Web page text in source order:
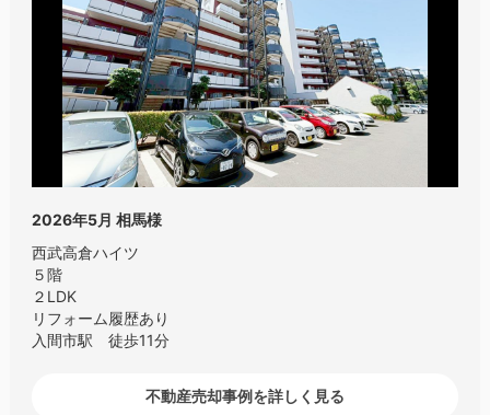
2026年5月 相馬様
西武高倉ハイツ
５階
２LDK
リフォーム履歴あり
入間市駅 徒歩11分
不動産売却事例を詳しく見る